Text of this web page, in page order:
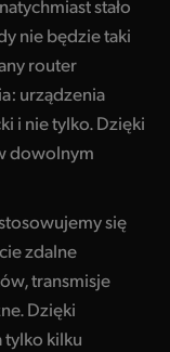
stało
nie będzie taki
router
urządzenia
i nie tylko. Dzięki
dowolnym
się
zdalne
transmisje
Dzięki
kilku